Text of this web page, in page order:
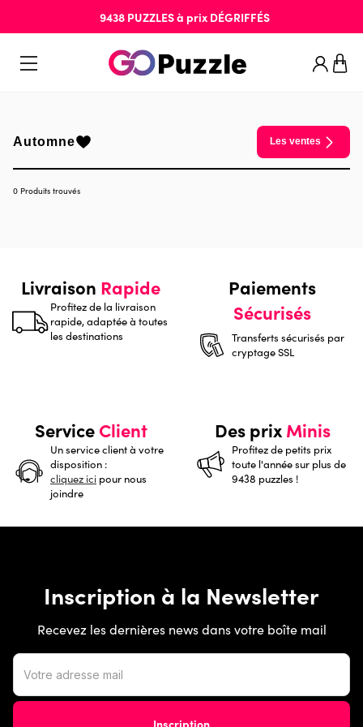
9438 PUZZLESà prix DÉGRIFFÉS
Automne Les ventes
0 Produits trouvés
Livraison Rapide
Profitez de la livraison
rapide, adaptée à toutes
les destinations
Paiements
Sécurisés
Transferts sécurisés par
cryptage SSL
ServiceClient
Un service client à votre
disposition :
cliquez ici pour nous
joindre
Des prixMinis
Profitez de petits prix
toute l'année sur plus de
9438 puzzles !
Inscription à la Newsletter
Recevez les dernières news dans votre boîte mail